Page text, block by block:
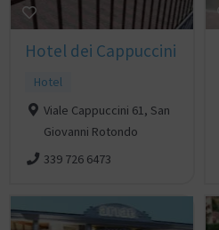
Hotel dei Cappuccini
Hotel
Viale Cappuccini 61, San
Giovanni Rotondo
339 726 6473